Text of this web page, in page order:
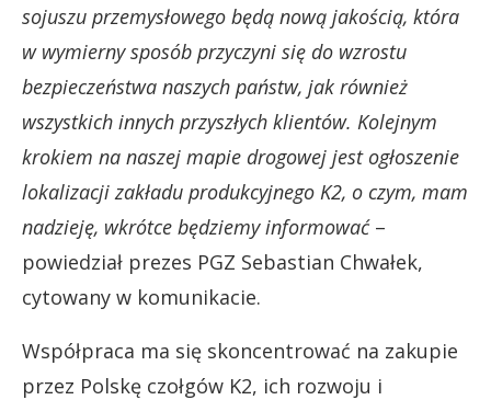
sojuszu przemysłowego będą nową jakością, która
w wymierny sposób przyczyni się do wzrostu
bezpieczeństwa naszych państw, jak również
wszystkich innych przyszłych klientów. Kolejnym
krokiem na naszej mapie drogowej jest ogłoszenie
lokalizacji zakładu produkcyjnego K2, o czym, mam
nadzieję, wkrótce będziemy informować–
powiedział prezes PGZ Sebastian Chwałek,
cytowany w komunikacie.
Współpraca ma się skoncentrować na zakupie
przez Polskę czołgów K2, ich rozwoju i